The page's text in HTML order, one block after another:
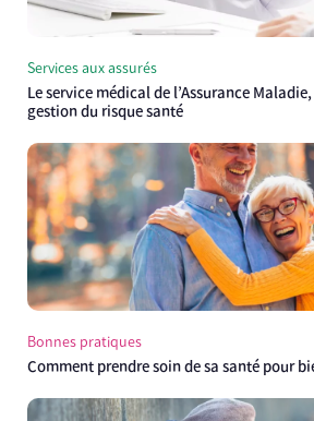
Services aux assurés
Le service médical de l’Assurance
gestion du risque santé
Bonnes pratiques
Comment prendre soin de sa santé pour